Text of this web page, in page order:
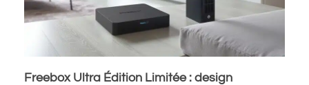
Freebox Ultra Édition Limitée : design